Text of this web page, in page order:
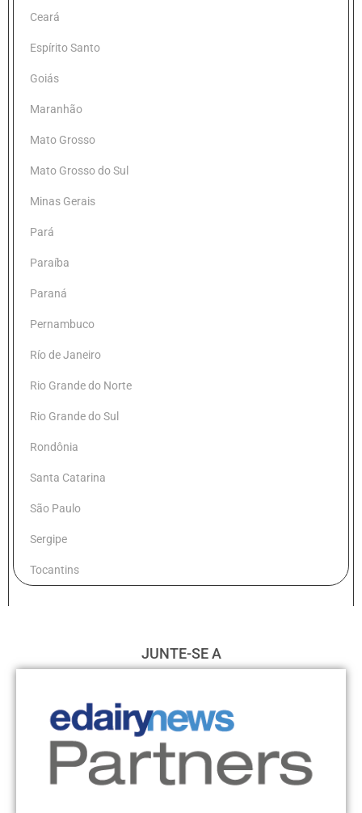
Ceará
Espírito Santo
Goiás
Maranhão
Mato Grosso
Mato Grosso do Sul
Minas Gerais
Pará
Paraíba
Paraná
Pernambuco
Río de Janeiro
Rio Grande do Norte
Rio Grande do Sul
Rondônia
Santa Catarina
São Paulo
Sergipe
Tocantins
JUNTE-SE A